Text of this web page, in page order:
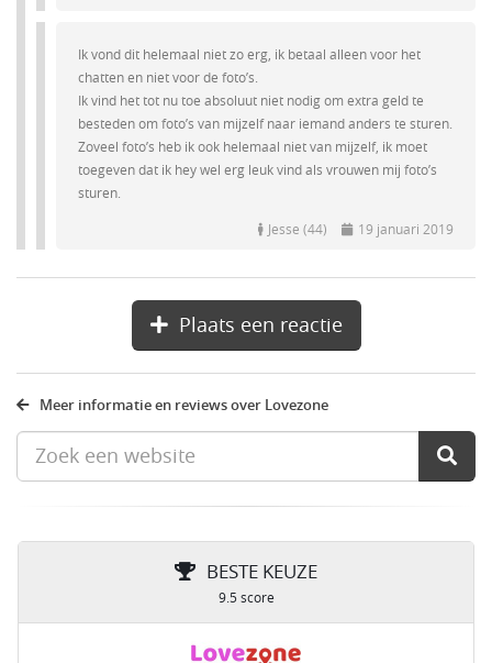
Ik vond dit helemaal niet zo erg, ik betaal alleen voor het
chatten en niet voor de foto’s.
Ik vind het tot nu toe absoluut niet nodig om extra geld te
besteden om foto’s van mijzelf naar iemand anders te sturen.
Zoveel foto’s heb ik ook helemaal niet van mijzelf, ik moet
toegeven dat ik hey wel erg leuk vind als vrouwen mij foto’s
sturen.
Jesse (44) 19 januari 2019
Plaats een reactie
Meer informatie en reviews over Lovezone
BESTE KEUZE
9.5 score